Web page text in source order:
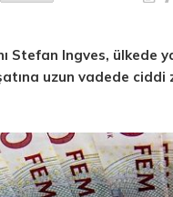
Stefan Ingves, ülkede
uzun vadede